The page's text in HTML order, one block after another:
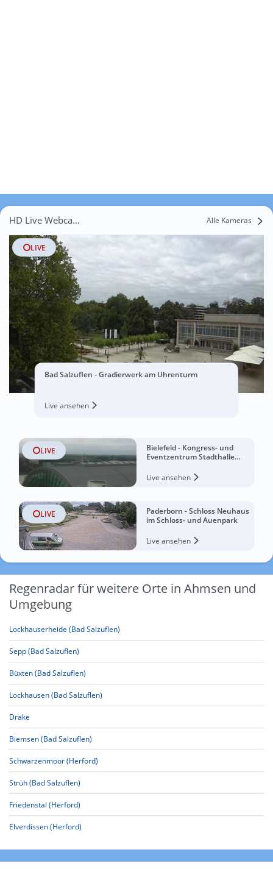
HD Live Webcams Ahmsen Alle Kameras
LIVE
Bad Salzuflen - Gradierwerk am Uhrenturm
Live ansehen
LIVE
Bielefeld - Kongress- und
Eventzentrum Stadthalle
Live ansehen
LIVE
Paderborn - Schloss Neuhaus
im Schloss- und Auenpark
Live ansehen
Regenradar für weitere Orte in Ahmsen und
Umgebung
Lockhauserheide (Bad Salzuflen)
Sepp (Bad Salzuflen)
Büxten (Bad Salzuflen)
Lockhausen (Bad Salzuflen)
Drake
Biemsen (Bad Salzuflen)
Schwarzenmoor (Herford)
Strüh (Bad Salzuflen)
Friedenstal (Herford)
Elverdissen (Herford)